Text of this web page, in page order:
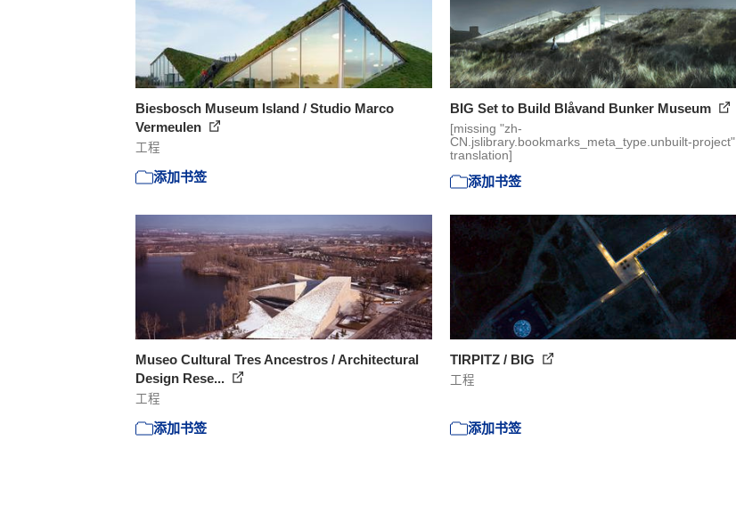
Biesbosch Museum Island / Studio Marco
Vermeulen
工程
添加书签
BIG Set to Build Blåvand Bunker Museum
[missing "zh-
CN.jslibrary.bookmarks_meta_type.unbuilt-project"
translation]
添加书签
Museo Cultural Tres Ancestros / Architectural
Design Rese...
工程
添加书签
TIRPITZ / BIG
工程
添加书签